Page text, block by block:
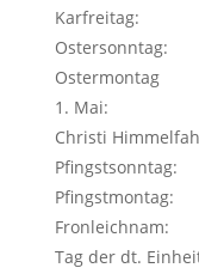
Karfreitag:
Ostersonntag:
Ostermontag
1. Mai:
Christi
Pfingstsonntag:
Pfingstmontag:
Fronleichnam:
Tag der dt.